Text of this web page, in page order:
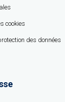
cookies
des données